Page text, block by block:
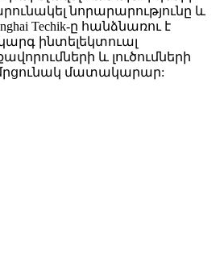
նորարարությունը և
Techik-ը հանձնառու է
ինտելեկտուալ
և լուծումների
մատակարար: